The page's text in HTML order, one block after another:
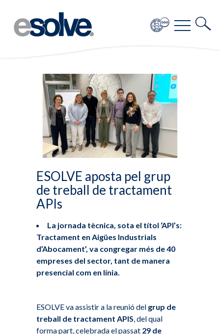
ESOLVE aposta pel grup
de treball de tractament
APIs
La jornada tècnica, sota el títol ‘API’s:
Tractament en Aigües Industrials
d’Abocament’, va congregar més de 40
empreses del sector, tant de manera
presencial com en línia.
ESOLVE va assistir a la reunió del grup de
treball de tractament APIS, del qual
forma part, celebrada el passat 29 de